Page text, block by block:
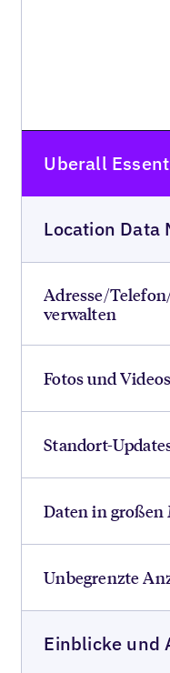
Uberall
Location Data
Adresse/
verwalten
Fotos und
Standort-
Daten in großen
Unbegrenzte
Einblicke und